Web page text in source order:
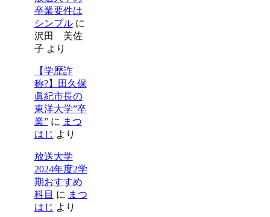
卒業要件は
シンプルに
沢田 美佐
子 より
【学歴詐
称?】田久保
眞紀市長の
東洋大学”卒
業”に まつ
はじ より
放送大学
2024年度2学
期おすすめ
科目 に まつ
はじ より